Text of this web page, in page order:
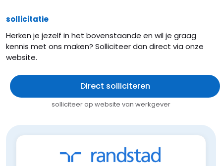
sollicitatie
Herken je jezelf in het bovenstaande en wil je graag
kennis met ons maken? Solliciteer dan direct via onze
website.
Direct solliciteren
solliciteer op website van werkgever